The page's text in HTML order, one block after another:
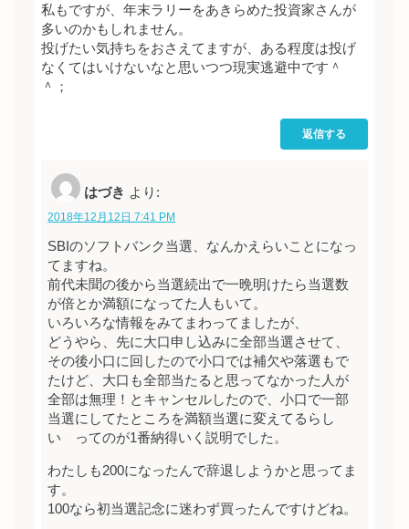
私もですが、年末ラリーをあきらめた投資家さんが
多いのかもしれません。
投げたい気持ちをおさえてますが、ある程度は投げ
なくてはいけないなと思いつつ現実逃避中です＾
＾；
返信する
はづき より:
2018年12月12日 7:41 PM
SBIのソフトバンク当選、なんかえらいことになっ
てますね。
前代未聞の後から当選続出で一晩明けたら当選数
が倍とか満額になってた人もいて。
いろいろな情報をみてまわってましたが、
どうやら、先に大口申し込みに全部当選させて、
その後小口に回したので小口では補欠や落選もで
たけど、大口も全部当たると思ってなかった人が
全部は無理！とキャンセルしたので、小口で一部
当選にしてたところを満額当選に変えてるらし
い ってのが1番納得いく説明でした。
わたしも200になったんで辞退しようかと思ってま
す。
100なら初当選記念に迷わず買ったんですけどね。